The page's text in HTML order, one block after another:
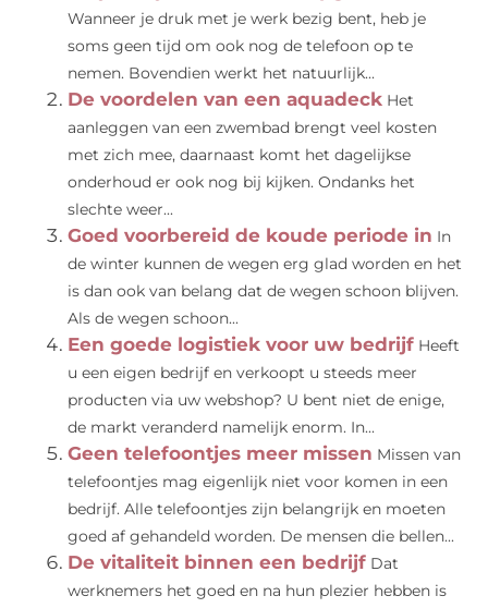
Wanneer je druk met je werk bezig bent, heb je
soms geen tijd om ook nog de telefoon op te
nemen. Bovendien werkt het natuurlijk...
De voordelen van een aquadeck Het
aanleggen van een zwembad brengt veel kosten
met zich mee, daarnaast komt het dagelijkse
onderhoud er ook nog bij kijken. Ondanks het
slechte weer...
Goed voorbereid de koude periode in In
de winter kunnen de wegen erg glad worden en het
is dan ook van belang dat de wegen schoon blijven.
Als de wegen schoon...
Een goede logistiek voor uw bedrijf Heeft
u een eigen bedrijf en verkoopt u steeds meer
producten via uw webshop? U bent niet de enige,
de markt veranderd namelijk enorm. In...
Geen telefoontjes meer missen Missen van
telefoontjes mag eigenlijk niet voor komen in een
bedrijf. Alle telefoontjes zijn belangrijk en moeten
goed af gehandeld worden. De mensen die bellen...
De vitaliteit binnen een bedrijf Dat
werknemers het goed en na hun plezier hebben is